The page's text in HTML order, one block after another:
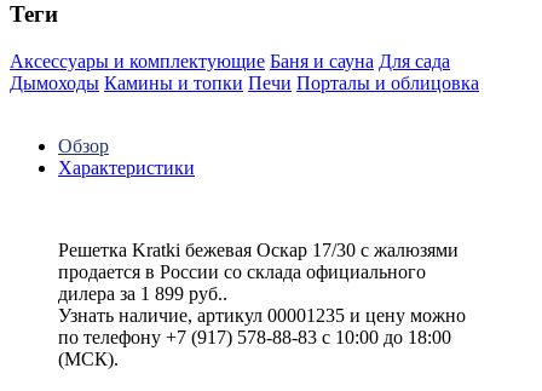
Теги
Аксессуары и комплектующие Баня и сауна Для сада
Дымоходы Камины и топки Печи Порталы и облицовка
Обзор
Характеристики
Решетка Kratki бежевая Оскар 17/30 с жалюзями
продается в России со склада официального
дилера за 1 899 руб..
Узнать наличие, артикул 00001235 и цену можно
по телефону +7 (917) 578-88-83 с 10:00 до 18:00
(МСК).